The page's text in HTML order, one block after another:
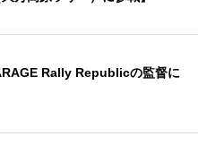
Rally Republicの監督に